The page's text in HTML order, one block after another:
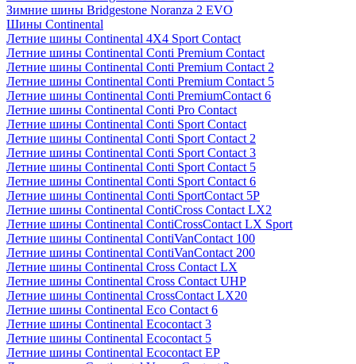
Зимние шины Bridgestone Noranza 2 EVO
Шины Continental
Летние шины Continental 4X4 Sport Contact
Летние шины Continental Conti Premium Contact
Летние шины Continental Conti Premium Contact 2
Летние шины Continental Conti Premium Contact 5
Летние шины Continental Conti PremiumContact 6
Летние шины Continental Conti Pro Contact
Летние шины Continental Conti Sport Contact
Летние шины Continental Conti Sport Contact 2
Летние шины Continental Conti Sport Contact 3
Летние шины Continental Conti Sport Contact 5
Летние шины Continental Conti Sport Contact 6
Летние шины Continental Conti SportContact 5P
Летние шины Continental ContiCross Contact LX2
Летние шины Continental ContiCrossContact LX Sport
Летние шины Continental ContiVanContact 100
Летние шины Continental ContiVanContact 200
Летние шины Continental Cross Contact LX
Летние шины Continental Cross Contact UHP
Летние шины Continental CrossContact LX20
Летние шины Continental Eco Contact 6
Летние шины Continental Ecocontact 3
Летние шины Continental Ecocontact 5
Летние шины Continental Ecocontact EP